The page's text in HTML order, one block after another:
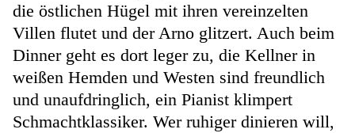
die östlichen Hügel mit ihren vereinzelten
Villen flutet und der Arno glitzert. Auch beim
Dinner geht es dort leger zu, die Kellner in
weißen Hemden und Westen sind freundlich
und unaufdringlich, ein Pianist klimpert
Schmachtklassiker. Wer ruhiger dinieren will,